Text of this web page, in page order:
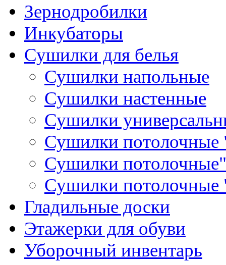
Зернодробилки
Инкубаторы
Сушилки для белья
Сушилки напольные
Сушилки настенные
Сушилки
Сушилки потолочные
Сушилки
Сушилки потолочные
Гладильные доски
Этажерки для обуви
Уборочный инвентарь